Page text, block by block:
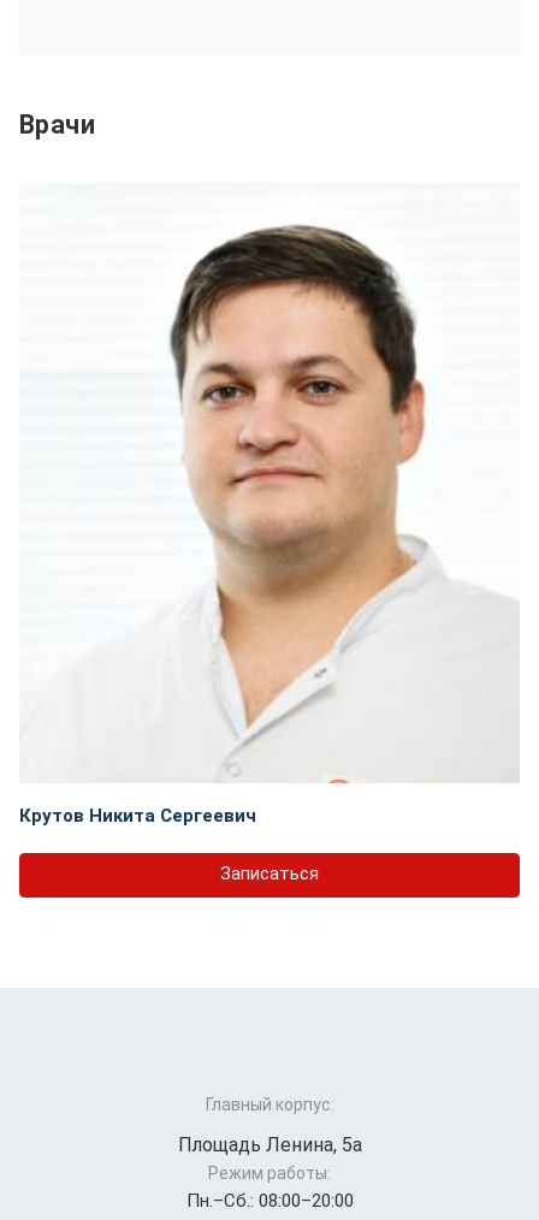
Врачи
Крутов Никита Сергеевич
Записаться
Главный корпус:
Площадь Ленина, 5а
Режим работы:
Пн.–Cб.: 08:00–20:00